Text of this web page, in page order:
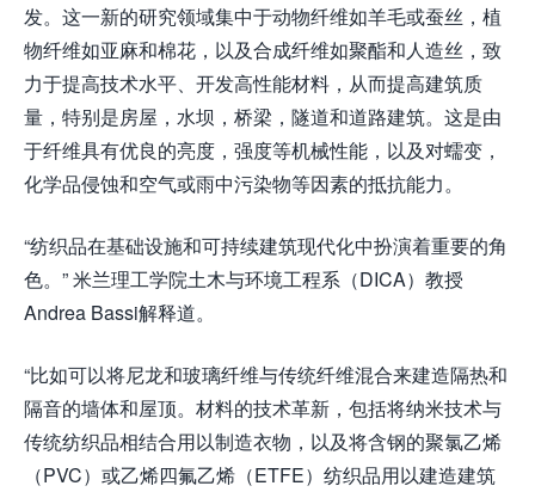
发。这一新的研究领域集中于动物纤维如羊毛或蚕丝，植
物纤维如亚麻和棉花，以及合成纤维如聚酯和人造丝，致
力于提高技术水平、开发高性能材料，从而提高建筑质
量，特别是房屋，水坝，桥梁，隧道和道路建筑。这是由
于纤维具有优良的亮度，强度等机械性能，以及对蠕变，
化学品侵蚀和空气或雨中污染物等因素的抵抗能力。
“纺织品在基础设施和可持续建筑现代化中扮演着重要的角
色。” 米兰理工学院土木与环境工程系（DICA）教授
Andrea Bassi解释道。
“比如可以将尼龙和玻璃纤维与传统纤维混合来建造隔热和
隔音的墙体和屋顶。材料的技术革新，包括将纳米技术与
传统纺织品相结合用以制造衣物，以及将含钢的聚氯乙烯
（PVC）或乙烯四氟乙烯（ETFE）纺织品用以建造建筑